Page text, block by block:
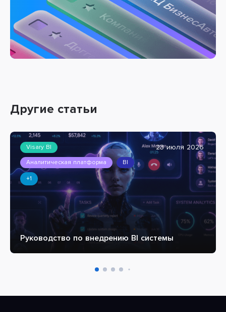
Другие статьи
Visary BI
Аналитическая платформа
BI
+1
23 июля 2026
Руководство по внедрению BI системы